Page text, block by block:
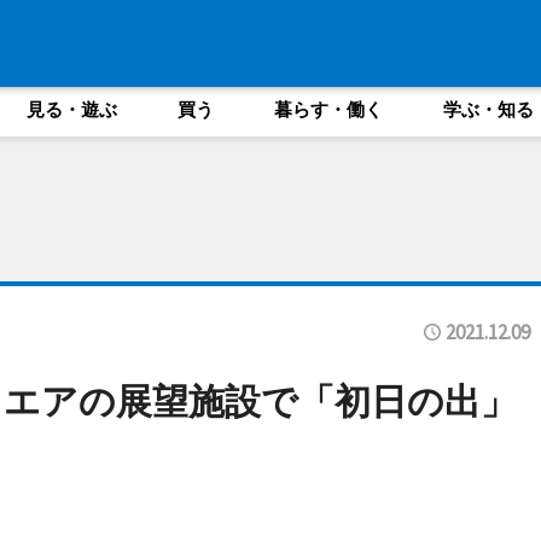
見る・遊ぶ 買う 暮らす・働く 学ぶ・知る
2021.12.09
アの展望施設で「初日の出」